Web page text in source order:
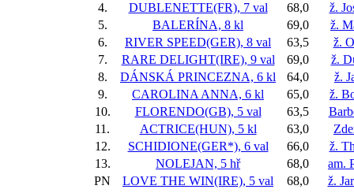
4.
DUBLENETTE(FR), 7 val 68,0
ž.
5.
BALERÍNA, 8 kl 69,0
ž.
6.
RIVER SPEED(GER), 8 val 63,5
ž.
7.
RARE DELIGHT(IRE), 9 val 69,0
ž.
8.
DÁNSKÁ PRINCEZNA, 6 kl 64,0
ž.
9.
CAROLINA ANNA, 6 kl 65,0
ž.
10.
FLORENDO(GB), 5 val 63,5
11.
ACTRICE(HUN), 5 kl 63,0
12.
SCHIDIONE(GER*), 6 val 66,0
ž.
13.
NOLEJAN, 5 hř 68,0
am.
PN
LOVE THE WIN(IRE), 5 val 68,0
ž.